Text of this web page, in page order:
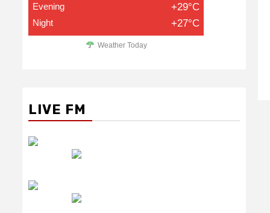
Evening +29°C
Night +27°C
Weather Today
LIVE FM